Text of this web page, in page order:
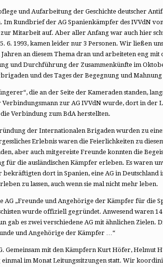
und Aufarbeitung der Geschichte deutscher
Rundbrief der AG Spanienkämpfer des IVVdN
Mitarbeit auf. Aber aller Anfang war auch hier
6. 1993, kamen leider nur 3 Personen. Wir ließen
an diesem Thema dran und arbeiteten eng mit
und Durchführung der Zusammenkünfte im
und des Tages der Begegnung und
die an der Seite der Kameraden standen,
Verbindungsmann zur AG IVVdN wurde, dort in der
Verbindung zum BdA herstellten.
der Internationalen Brigaden wurden zu
Erlebnis waren die Feierlichkeiten zu
aber auch mitgereiste Freunde konnten die
für die ausländischen Kämpfer erleben. Es waren
dort in Spanien, eine AG in Deutschland
zu lassen, auch wenn sie mal nicht mehr leben.
AG „Freunde und Angehörige der Kämpfer für die
wurde offiziell gegründet. Anwesend waren 14
gab es zwei verschiedene AG mit ähnlichen Zielen.
und Angehörige der Kämpfer …“
Gemeinsam mit den Kämpfern Kurt Höfer, Helmut
im Monat Leitungssitzungen statt. Wir